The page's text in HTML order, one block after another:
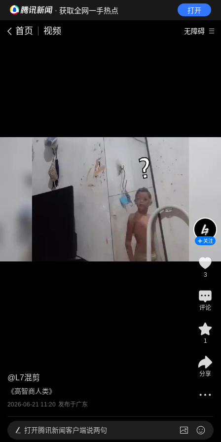
· 获取全网一手热点 打开
首页 视频 无障碍
@ L7混剪
《高智商人类》
2026-06-21 11:20 发布于广东
关注
3
评论
1
分享
打开腾讯新闻客户端说两句